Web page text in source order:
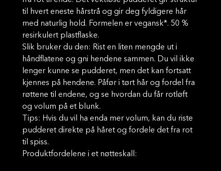
til hvert eneste hårstrå og gir deg fyldigere hår
med naturlig hold. Formelen er vegansk*. 50 %
resirkulert plastflaske.
Slik bruker du den: Rist en liten mengde ut i
håndflatene og gni hendene sammen. Du vil ikke
lenger kunne se pudderet, men det kan fortsatt
kjennes på hendene. Påfør i tørt hår og fordel fra
røttene til endene, og se hvordan du får rotløft
og volum på et blunk.
Tips: Hvis du vil ha enda mer volum, kan du riste
pudderet direkte på håret og fordele det fra rot
til spiss.
Produktfordelene i et nøtteskall: